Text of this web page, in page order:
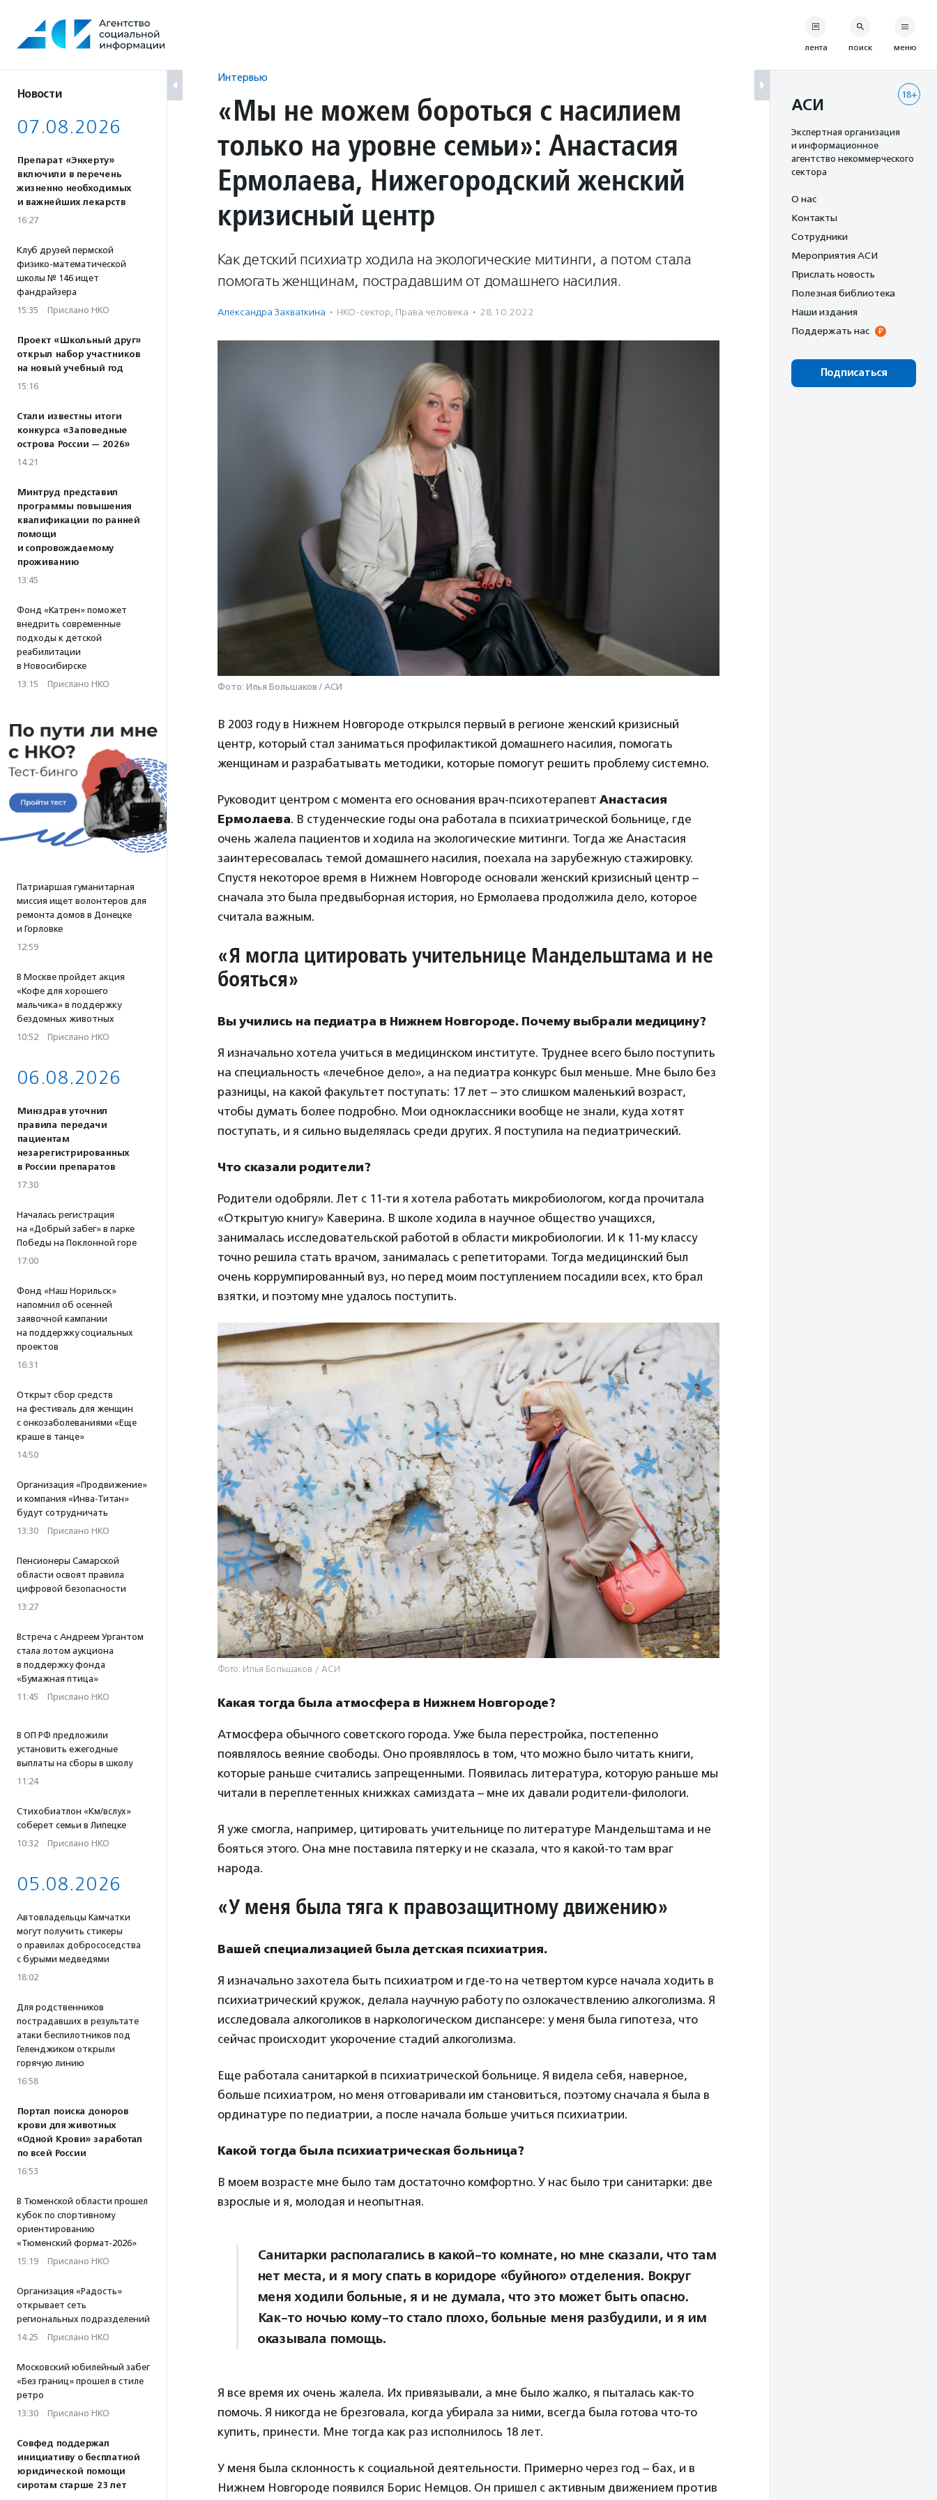
содержанию
Новости
07.08.2026
Препарат «Энхерту»
включили в перечень
жизненно необходимых
и важнейших лекарств
16:27
Клуб друзей пермской
физико-математической
школы № 146 ищет
фандрайзера
15:35 · Прислано НКО
Проект «Школьный друг»
открыл набор участников
на новый учебный год
15:16
Стали известны итоги
конкурса «Заповедные
острова России — 2026»
14:21
Минтруд представил
программы повышения
квалификации по ранней
помощи
и сопровождаемому
проживанию
13:45
Фонд «Катрен» поможет
внедрить современные
подходы к детской
реабилитации
в Новосибирске
13:15 · Прислано НКО
Патриаршая гуманитарная
миссия ищет волонтеров для
ремонта домов в Донецке
и Горловке
12:59
В Москве пройдет акция
«Кофе для хорошего
мальчика» в поддержку
бездомных животных
10:52 · Прислано НКО
06.08.2026
Минздрав уточнил
правила передачи
пациентам
незарегистрированных
в России препаратов
17:30
Началась регистрация
на «Добрый забег» в парке
Победы на Поклонной горе
17:00
Фонд «Наш Норильск»
напомнил об осенней
заявочной кампании
на поддержку социальных
проектов
16:31
Открыт сбор средств
на фестиваль для женщин
с онкозаболеваниями «Еще
краше в танце»
14:50
Организация «Продвижение»
и компания «Инва-Титан»
будут сотрудничать
13:30 · Прислано НКО
Пенсионеры Самарской
области освоят правила
цифровой безопасности
13:27
Встреча с Андреем Ургантом
стала лотом аукциона
в поддержку фонда
«Бумажная птица»
11:45 · Прислано НКО
В ОП РФ предложили
установить ежегодные
выплаты на сборы в школу
11:24
Стихобиатлон «Км/вслух»
соберет семьи в Липецке
10:32 · Прислано НКО
05.08.2026
Автовладельцы Камчатки
могут получить стикеры
о правилах добрососедства
с бурыми медведями
18:02
Для родственников
пострадавших в результате
атаки беспилотников под
Геленджиком открыли
горячую линию
16:58
Портал поиска доноров
крови для животных
«Одной Крови» заработал
по всей России
16:53
В Тюменской области прошел
кубок по спортивному
ориентированию
«Тюменский формат-2026»
15:19 · Прислано НКО
Организация «Радость»
открывает сеть
региональных подразделений
14:25 · Прислано НКО
Московский юбилейный забег
«Без границ» прошел в стиле
ретро
13:30 · Прислано НКО
Совфед поддержал
инициативу о бесплатной
юридической помощи
сиротам старше 23 лет
Интервью
«Мы не можем бороться с насилием
только на уровне семьи»: Анастасия
Ермолаева, Нижегородский женский
кризисный центр
Как детский психиатр ходила на экологические митинги, а потом стала
помогать женщинам, пострадавшим от домашнего насилия.
Александра Захваткина · НКО-сектор, Права человека · 28.10.2022
Фото: Илья Большаков / АСИ
В 2003 году в Нижнем Новгороде открылся первый в регионе женский кризисный
центр, который стал заниматься профилактикой домашнего насилия, помогать
женщинам и разрабатывать методики, которые помогут решить проблему системно.
Руководит центром с момента его основания врач-психотерапевт Анастасия
Ермолаева. В студенческие годы она работала в психиатрической больнице, где
очень жалела пациентов и ходила на экологические митинги. Тогда же Анастасия
заинтересовалась темой домашнего насилия, поехала на зарубежную стажировку.
Спустя некоторое время в Нижнем Новгороде основали женский кризисный центр –
сначала это была предвыборная история, но Ермолаева продолжила дело, которое
считала важным.
«Я могла цитировать учительнице Мандельштама и не
бояться»
Вы учились на педиатра в Нижнем Новгороде. Почему выбрали медицину?
Я изначально хотела учиться в медицинском институте. Труднее всего было поступить
на специальность «лечебное дело», а на педиатра конкурс был меньше. Мне было без
разницы, на какой факультет поступать: 17 лет – это слишком маленький возраст,
чтобы думать более подробно. Мои одноклассники вообще не знали, куда хотят
поступать, и я сильно выделялась среди других. Я поступила на педиатрический.
Что сказали родители?
Родители одобряли. Лет с 11-ти я хотела работать микробиологом, когда прочитала
«Открытую книгу» Каверина. В школе ходила в научное общество учащихся,
занималась исследовательской работой в области микробиологии. И к 11-му классу
точно решила стать врачом, занималась с репетиторами. Тогда медицинский был
очень коррумпированный вуз, но перед моим поступлением посадили всех, кто брал
взятки, и поэтому мне удалось поступить.
Фото: Илья Большаков / АСИ
Какая тогда была атмосфера в Нижнем Новгороде?
Атмосфера обычного советского города. Уже была перестройка, постепенно
появлялось веяние свободы. Оно проявлялось в том, что можно было читать книги,
которые раньше считались запрещенными. Появилась литература, которую раньше мы
читали в переплетенных книжках самиздата – мне их давали родители-филологи.
Я уже смогла, например, цитировать учительнице по литературе Мандельштама и не
бояться этого. Она мне поставила пятерку и не сказала, что я какой-то там враг
народа.
«У меня была тяга к правозащитному движению»
Вашей специализацией была детская психиатрия.
Я изначально захотела быть психиатром и где-то на четвертом курсе начала ходить в
психиатрический кружок, делала научную работу по озлокачествлению алкоголизма. Я
исследовала алкоголиков в наркологическом диспансере: у меня была гипотеза, что
сейчас происходит укорочение стадий алкоголизма.
Еще работала санитаркой в психиатрической больнице. Я видела себя, наверное,
больше психиатром, но меня отговаривали им становиться, поэтому сначала я была в
ординатуре по педиатрии, а после начала больше учиться психиатрии.
Какой тогда была психиатрическая больница?
В моем возрасте мне было там достаточно комфортно. У нас было три санитарки: две
взрослые и я, молодая и неопытная.
Санитарки располагались в какой-то комнате, но мне сказали, что там
нет места, и я могу спать в коридоре «буйного» отделения. Вокруг
меня ходили больные, я и не думала, что это может быть опасно.
Как-то ночью кому-то стало плохо, больные меня разбудили, и я им
оказывала помощь.
Я все время их очень жалела. Их привязывали, а мне было жалко, я пыталась как-то
помочь. Я никогда не брезговала, когда убирала за ними, всегда была готова что-то
купить, принести. Мне тогда как раз исполнилось 18 лет.
У меня была склонность к социальной деятельности. Примерно через год – бах, и в
Нижнем Новгороде появился Борис Немцов. Он пришел с активным движением против
лента поиск меню
18+
АСИ
Экспертная организация
и информационное
агентство некоммерческого
сектора
О нас
Контакты
Сотрудники
Мероприятия АСИ
Прислать новость
Полезная библиотека
Наши издания
Поддержать нас
Подписаться